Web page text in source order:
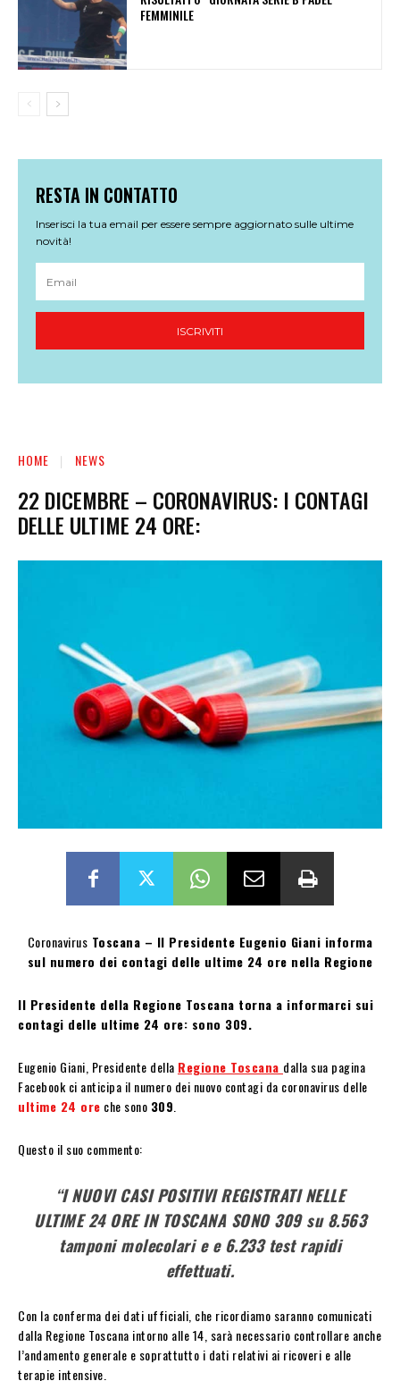
FEMMINILE
RESTA IN CONTATTO
Inserisci la tua email per essere sempre aggiornato sulle ultime
novità!
ISCRIVITI